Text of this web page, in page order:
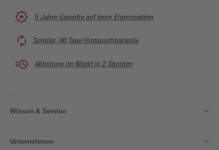
5 Jahre Garantie auf toom Eigenmarken
Sorglos, 90 Tage Umtauschgarantie
Abholung im Markt in 2 Stunden
Wissen & Service
Unternehmen